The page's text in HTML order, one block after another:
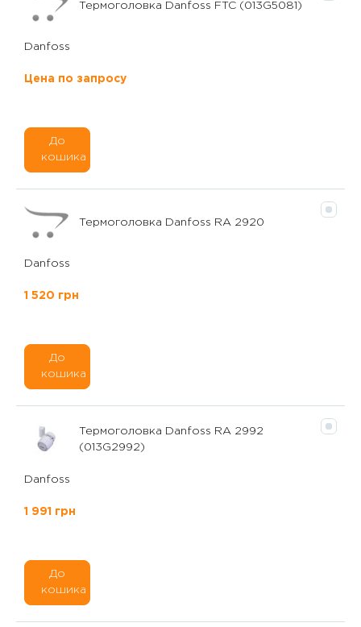
Термоголовка Danfoss FTC (013G5081)
Danfoss
Цена по запросу
До
кошика
Термоголовка Danfoss RA 2920
Danfoss
1 520 грн
До
кошика
Термоголовка Danfoss RA 2992
(013G2992)
Danfoss
1 991 грн
До
кошика